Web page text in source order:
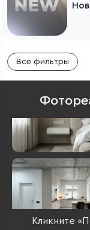
Все фильтры
Кликните